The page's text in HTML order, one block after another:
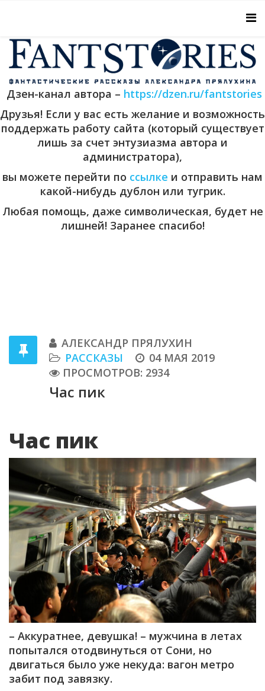
Дзен-канал автора – https://dzen.ru/fantstories
Друзья! Если у вас есть желание и возможность
поддержать работу сайта (который существует
лишь за счет энтузиазма автора и
администратора),
вы можете перейти по ссылке и отправить нам
какой-нибудь дублон или тугрик.
Любая помощь, даже символическая, будет не
лишней! Заранее спасибо!
АЛЕКСАНДР ПРЯЛУХИН
РАССКАЗЫ
04 МАЯ 2019
ПРОСМОТРОВ: 2934
Час пик
Час пик
– Аккуратнее, девушка! – мужчина в летах
попытался отодвинуться от Сони, но
двигаться было уже некуда: вагон метро
забит под завязку.